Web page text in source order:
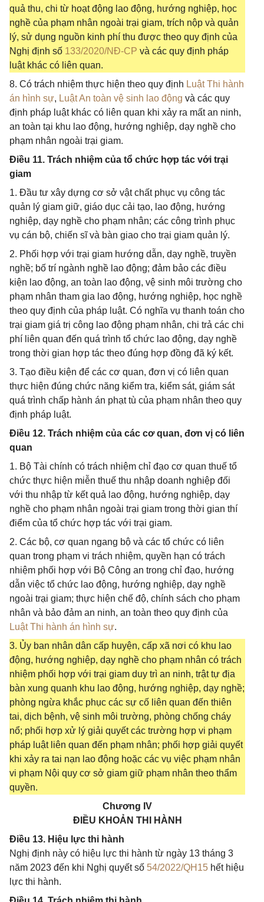
quả thu, chi từ hoạt động lao động, hướng nghiệp, học
nghề của phạm nhân ngoài trại giam, trích nộp và quản
lý, sử dụng nguồn kinh phí thu được theo quy định của
Nghị định số 133/2020/NĐ-CP và các quy định pháp
luật khác có liên quan.
8. Có trách nhiệm thực hiện theo quy định Luật Thi hành
án hình sự, Luật An toàn vệ sinh lao động và các quy
định pháp luật khác có liên quan khi xảy ra mất an ninh,
an toàn tại khu lao động, hướng nghiệp, dạy nghề cho
phạm nhân ngoài trại giam.
Điều 11. Trách nhiệm của tổ chức hợp tác với trại
giam
1. Đầu tư xây dựng cơ sở vật chất phục vụ công tác
quản lý giam giữ, giáo dục cải tạo, lao động, hướng
nghiệp, dạy nghề cho phạm nhân; các công trình phục
vụ cán bộ, chiến sĩ và bàn giao cho trại giam quản lý.
2. Phối hợp với trại giam hướng dẫn, dạy nghề, truyền
nghề; bố trí ngành nghề lao động; đảm bảo các điều
kiện lao động, an toàn lao động, vệ sinh môi trường cho
phạm nhân tham gia lao động, hướng nghiệp, học nghề
theo quy định của pháp luật. Có nghĩa vụ thanh toán cho
trại giam giá trị công lao động phạm nhân, chi trả các chi
phí liên quan đến quá trình tổ chức lao động, dạy nghề
trong thời gian hợp tác theo đúng hợp đồng đã ký kết.
3. Tạo điều kiện để các cơ quan, đơn vị có liên quan
thực hiện đúng chức năng kiểm tra, kiểm sát, giám sát
quá trình chấp hành án phạt tù của phạm nhân theo quy
định pháp luật.
Điều 12. Trách nhiệm của các cơ quan, đơn vị có liên
quan
1. Bộ Tài chính có trách nhiệm chỉ đạo cơ quan thuế tổ
chức thực hiện miễn thuế thu nhập doanh nghiệp đối
với thu nhập từ kết quả lao động, hướng nghiệp, dạy
nghề cho phạm nhân ngoài trại giam trong thời gian thí
điểm của tổ chức hợp tác với trại giam.
2. Các bộ, cơ quan ngang bộ và các tổ chức có liên
quan trong phạm vi trách nhiệm, quyền hạn có trách
nhiệm phối hợp với Bộ Công an trong chỉ đạo, hướng
dẫn việc tổ chức lao động, hướng nghiệp, dạy nghề
ngoài trại giam; thực hiện chế độ, chính sách cho phạm
nhân và bảo đảm an ninh, an toàn theo quy định của
Luật Thi hành án hình sự.
3. Ủy ban nhân dân cấp huyện, cấp xã nơi có khu lao
động, hướng nghiệp, dạy nghề cho phạm nhân có trách
nhiệm phối hợp với trại giam duy trì an ninh, trật tự địa
bàn xung quanh khu lao động, hướng nghiệp, dạy nghề;
phòng ngừa khắc phục các sự cố liên quan đến thiên
tai, dịch bệnh, vệ sinh môi trường, phòng chống cháy
nổ; phối hợp xử lý giải quyết các trường hợp vi phạm
pháp luật liên quan đến phạm nhân; phối hợp giải quyết
khi xảy ra tai nạn lao động hoặc các vụ việc phạm nhân
vi phạm Nội quy cơ sở giam giữ phạm nhân theo thẩm
quyền.
Chương IV
ĐIỀU KHOẢN THI HÀNH
Điều 13. Hiệu lực thi hành
Nghị định này có hiệu lực thi hành từ ngày 13 tháng 3
năm 2023 đến khi Nghị quyết số 54/2022/QH15 hết hiệu
lực thi hành.